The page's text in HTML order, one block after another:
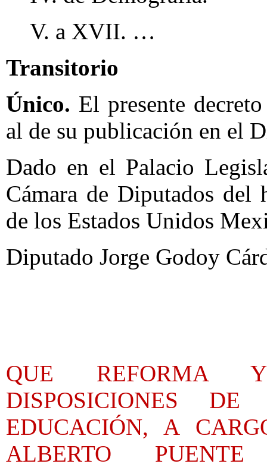
V. a XVII. …
Transitorio
Único. El presente
al de su publicación en el
Dado en el Palacio
Cámara de Diputados del
de los Estados Unidos
Diputado Jorge Godoy
QUE REFORMA
DISPOSICIONES
EDUCACIÓN, A
ALBERTO